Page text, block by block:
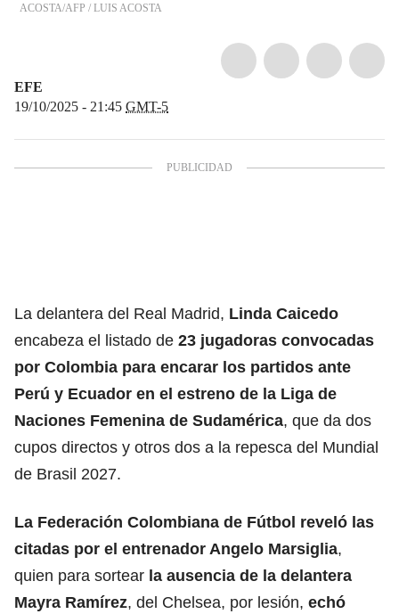
ACOSTA/AFP / LUIS ACOSTA
EFE
19/10/2025 - 21:45 GMT-5
La delantera del Real Madrid, Linda Caicedo
encabeza el listado de 23 jugadoras convocadas
por Colombia para encarar los partidos ante
Perú y Ecuador en el estreno de la Liga de
Naciones Femenina de Sudamérica, que da dos
cupos directos y otros dos a la repesca del Mundial
de Brasil 2027.
La Federación Colombiana de Fútbol reveló las
citadas por el entrenador Angelo Marsiglia,
quien para sortear la ausencia de la delantera
Mayra Ramírez, del Chelsea, por lesión, echó